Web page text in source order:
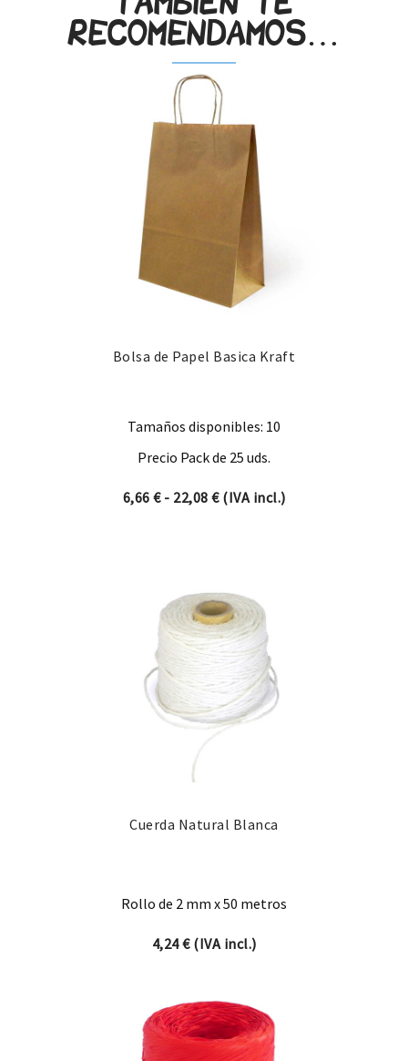
recomendamos…
Bolsa de Papel Basica Kraft
Tamaños disponibles: 10
Precio Pack de 25 uds.
6,66 € - 22,08 €Rango de precios: desde
(IVA incl.)
Cuerda Natural Blanca
Rollo de 2 mm x 50 metros
4,24€(IVA incl.)